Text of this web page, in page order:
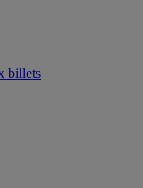
billets